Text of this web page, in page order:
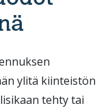
ylitä kiinteistön
tehty tai